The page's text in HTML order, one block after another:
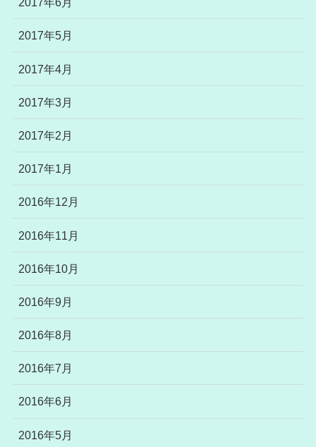
2017年5月
2017年4月
2017年3月
2017年2月
2017年1月
2016年12月
2016年11月
2016年10月
2016年9月
2016年8月
2016年7月
2016年6月
2016年5月